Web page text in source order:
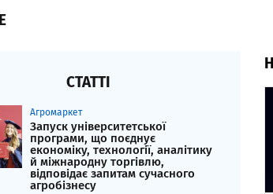
СТАТТІ
Агромаркет
Запуск університетської
програми, що поєднує
економіку, технології, аналітику
й міжнародну торгівлю,
відповідає запитам сучасного
агробізнесу